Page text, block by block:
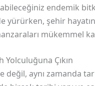
endemik
yürürken, şehir
mükemmel
Çıkın
aynı zamanda